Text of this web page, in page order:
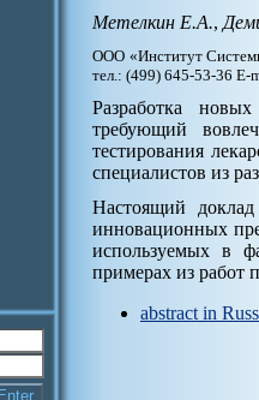
Метелкин Е.А.,
ООО «Институт
тел.: (499) 645-53-36
Разработка
требующий
тестирования
специалистов из
Настоящий
инновационных
используемых в
примерах из работ
abstract in